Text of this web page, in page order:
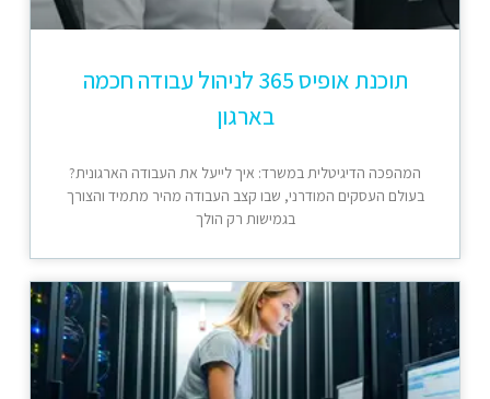
תוכנת אופיס 365 לניהול עבודה חכמה
בארגון
המהפכה הדיגיטלית במשרד: איך לייעל את העבודה הארגונית?
בעולם העסקים המודרני, שבו קצב העבודה מהיר מתמיד והצורך
בגמישות רק הולך